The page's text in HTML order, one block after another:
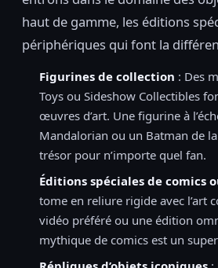
haut de gamme, les éditions
périphériques qui font la
Figurines de collection : Des
Toys ou Sideshow Collectibles
œuvres d’art. Une figurine à
Mandalorian ou un Batman de
trésor pour n’importe quel fan.
Éditions spéciales de comics
tome en reliure rigide avec l’art
vidéo préféré ou une édition
mythique de comics est un